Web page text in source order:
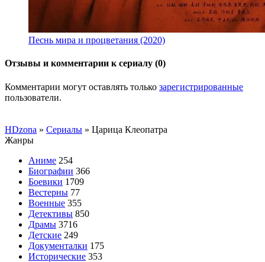
Песнь мира и процветания (2020)
Отзывы и комментарии к сериалу (0)
Комментарии могут оставлять только зарегистрированные
пользователи.
HDzona » Сериалы » Царица Клеопатра
Жанры
Аниме 254
Биографии 366
Боевики 1709
Вестерны 77
Военные 355
Детективы 850
Драмы 3716
Детские 249
Документалки 175
Исторические 353